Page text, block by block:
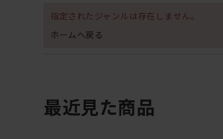
指定されたジャンルは存在しません。
ホームへ戻る
最近見た商品